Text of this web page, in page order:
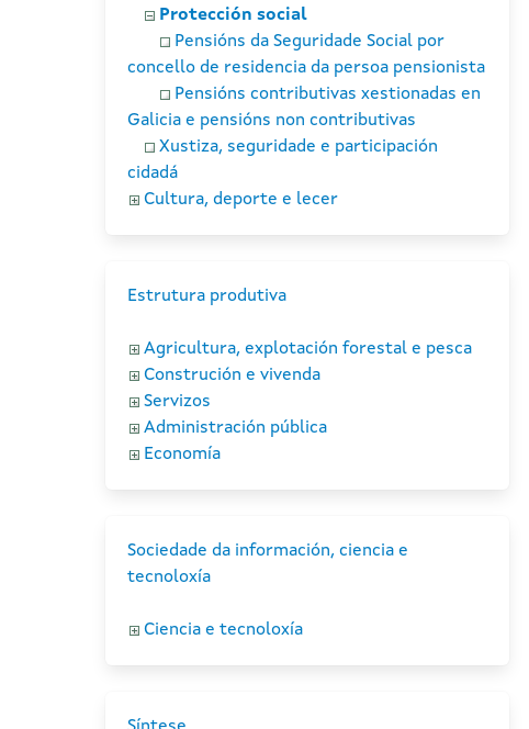
Protección social
Pensións da Seguridade Social por
concello de residencia da persoa pensionista
Pensións contributivas xestionadas en
Galicia e pensións non contributivas
Xustiza, seguridade e participación
cidadá
Cultura, deporte e lecer
Estrutura produtiva
Agricultura, explotación forestal e pesca
Construción e vivenda
Servizos
Administración pública
Economía
Sociedade da información, ciencia e
tecnoloxía
Ciencia e tecnoloxía